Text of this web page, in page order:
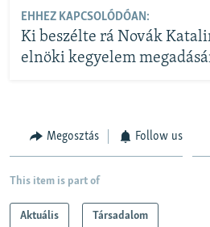
EHHEZ KAPCSOLÓDÓAN:
Ki beszélte rá Novák
elnöki kegyelem
Megosztás Follow us
This item is part of
Aktuális Társadalom